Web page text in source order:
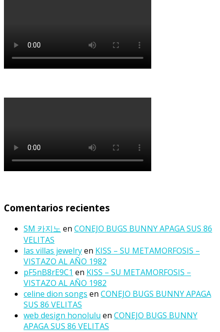
Comentarios recientes
SM 카지노 en CONEJO BUGS BUNNY APAGA SUS 86
VELITAS
las villas jewelryen KISS – SU METAMORFOSIS –
VISTAZO AL AÑO 1982
pF5nB8rE9C1 en KISS – SU METAMORFOSIS –
VISTAZO AL AÑO 1982
celine dion songs en CONEJO BUGS BUNNY APAGA
SUS 86 VELITAS
web design honolulu en CONEJO BUGS BUNNY
APAGA SUS 86 VELITAS